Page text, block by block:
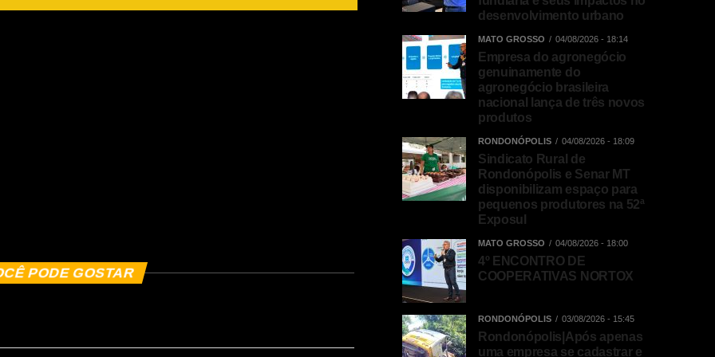
PODE GOSTAR
desenvolvimento urbano
MATO GROSSO 04/08/2026 - 18:14
Empresa do agronegócio
genuinamente do
agronegócio brasileira
nacional lança de três novos
produtos
RONDONÓPOLIS 04/08/2026 - 18:09
Sindicato Rural de
Rondonópolis e Senar MT
disponibilizam espaço para
pequenos produtores na 52ª
Exposul
MATO GROSSO 04/08/2026 - 18:00
4º ENCONTRO DE
COOPERATIVAS NORTOX
RONDONÓPOLIS 03/08/2026 - 15:45
Rondonópolis|Após apenas
uma empresa se cadastrar e